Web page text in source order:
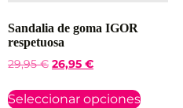
Sandalia de goma IGOR
respetuosa
29,95€ 26,95 €
Seleccionar opciones